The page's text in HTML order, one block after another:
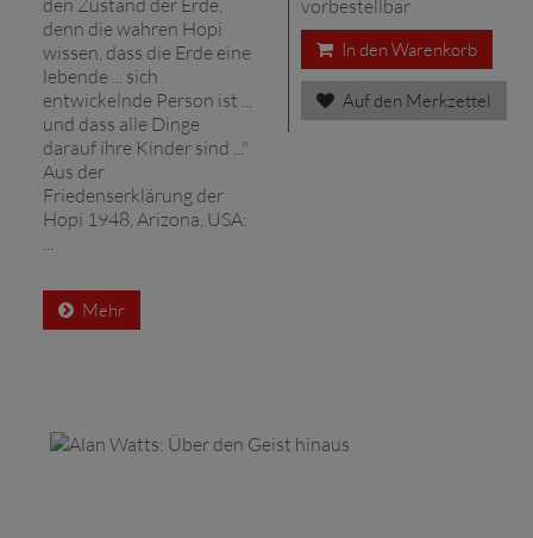
denn die wahren Hopi
wissen, dass die Erde eine
lebende ... sich
entwickelnde Person ist ...
und dass alle Dinge
darauf ihre Kinder sind ..."
Aus der
Friedenserklärung der
Hopi 1948, Arizona, USA:
Mehr
vorbestellbar
In den Warenkorb
Auf den Merkzettel